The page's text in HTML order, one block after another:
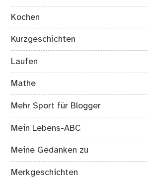
Kochen
Kurzgeschichten
Laufen
Mathe
Mehr Sport für Blogger
Mein Lebens-ABC
Meine Gedanken zu
Merkgeschichten